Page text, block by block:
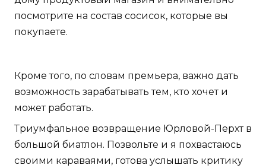
посмотрите на состав сосисок, которые вы
покупаете.
Кроме того, по словам премьера, важно дать
возможность зарабатывать тем, кто хочет и
может работать.
Триумфальное возвращение Юрловой-Перхт в
большой биатлон. Позвольте и я похвастаюсь
своими караваями, готова услышать критику